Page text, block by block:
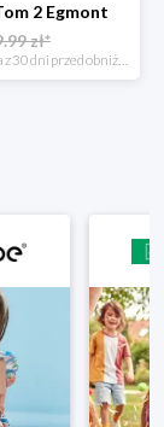
2 Egmont
zł*
*najniższa cena z 30 dni przed obniżką